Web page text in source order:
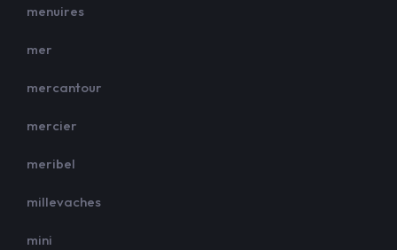
menuires
mer
mercantour
mercier
meribel
millevaches
mini